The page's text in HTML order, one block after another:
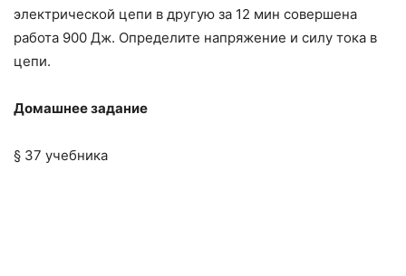
электрической цепи в другую за 12 мин совершена
работа 900 Дж. Определите напряжение и си­лу тока в
цепи.
Домашнее задание
§ 37 учебника